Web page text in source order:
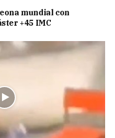
mundial con
+45 IMC